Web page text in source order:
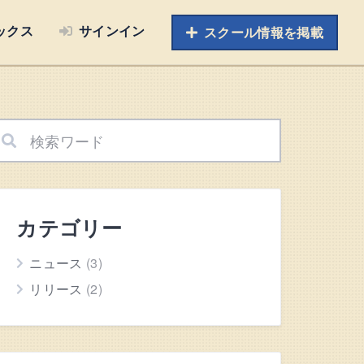
クス サインイン スクール情報を掲載
カテゴリー
ニュース (3)
リリース (2)